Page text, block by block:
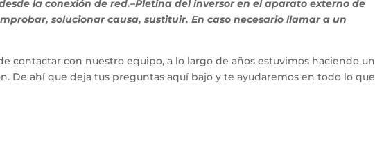
la conexión de red.–Pletina del inversor en el aparato externo de
solucionar causa, sustituir. En caso necesario llamar a un
contactar con nuestro equipo, a lo largo de años estuvimos haciendo un
De ahí que deja tus preguntas aquí bajo y te ayudaremos en todo lo que